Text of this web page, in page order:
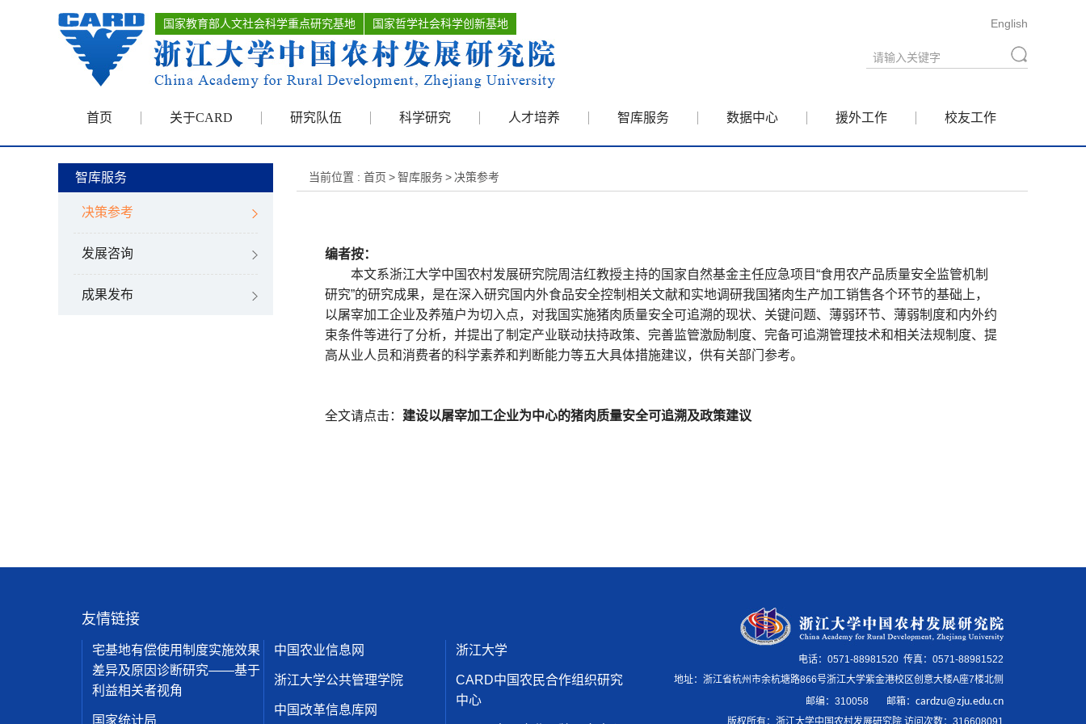
国家教育部人文社会科学重点研究基地 国家哲学社会科学创新基地 English
首页 关于CARD 研究队伍 科学研究 人才培养 智库服务 数据中心 援外工作 校友工作
智库服务
决策参考
发展咨询
成果发布
当前位置 : 首页 >智库服务> 决策参考
编者按：
本文系浙江大学中国农村发展研究院周洁红教授主持的国家自然基金主任应急项目“食用农产品质量安全监管机制
研究”的研究成果，是在深入研究国内外食品安全控制相关文献和实地调研我国猪肉生产加工销售各个环节的基础上，
以屠宰加工企业及养殖户为切入点，对我国实施猪肉质量安全可追溯的现状、关键问题、薄弱环节、薄弱制度和内外约
束条件等进行了分析，并提出了制定产业联动扶持政策、完善监管激励制度、完备可追溯管理技术和相关法规制度、提
高从业人员和消费者的科学素养和判断能力等五大具体措施建议，供有关部门参考。
全文请点击： 建设以屠宰加工企业为中心的猪肉质量安全可追溯及政策建议
友情链接
宅基地有偿使用制度实施效果
差异及原因诊断研究——基于
利益相关者视角
国家统计局
中国农业信息网
浙江大学公共管理学院
中国改革信息库网
浙江大学
CARD中国农民合作组织研究
中心
电话：0571-88981520 传真：0571-88981522
地址：浙江省杭州市余杭塘路866号浙江大学紫金港校区创意大楼A座7楼北侧
邮编： 310058 邮箱 ： cardzu@zju.edu.cn
版权所有：浙江大学中国农村发展研究院 访问次数： 316608091